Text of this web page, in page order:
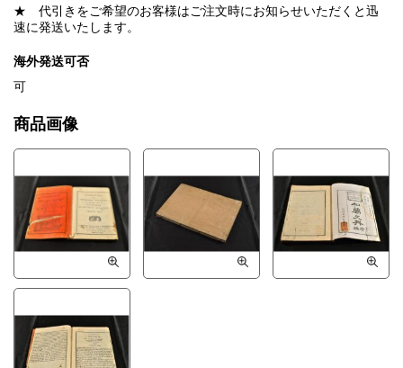
★ 代引きをご希望のお客様はご注文時にお知らせいただくと迅
速に発送いたします。
海外発送可否
可
商品画像